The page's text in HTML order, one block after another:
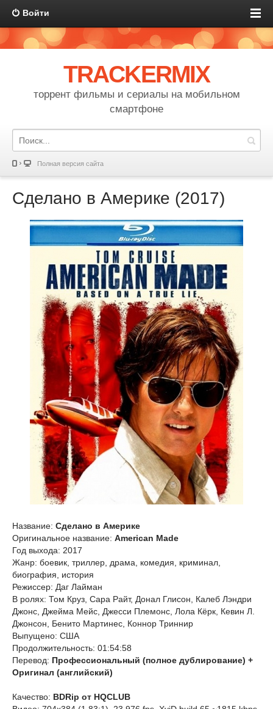
Войти
TRACKERMIX
торрент фильмы и сериалы на мобильном
смартфоне
Полная версия сайта
Сделано в Америке (2017)
Название: Сделано в Америке
Оригинальное название: American Made
Год выхода: 2017
Жанр: боевик, триллер, драма, комедия, криминал,
биография, история
Режиссер: Даг Лайман
В ролях: Том Круз, Сара Райт, Донал Глисон, Калеб Лэндри
Джонс, Джейма Мейс, Джесси Племонс, Лола Кёрк, Кевин Л.
Джонсон, Бенито Мартинес, Коннор Триннир
Выпущено: США
Продолжительность: 01:54:58
Перевод: Профессиональный (полное дублирование) +
Оригинал (английский)
Качество: BDRip от HQCLUB